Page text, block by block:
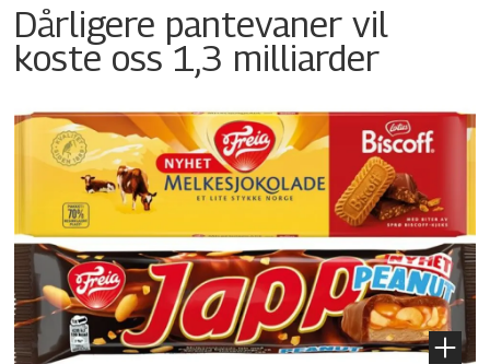
Dårligere pantevaner vil
koste oss 1,3 milliarder